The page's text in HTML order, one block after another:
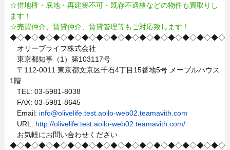
☆借地権・底地・再建築不可・既存不適格などの物件も買取りし
ます！
☆売買仲介、賃貸仲介、賃貸管理等もご対応致します！
◆◇◆◇◆◇◆◇◆◇◆◇◆◇◆◇◆◇◆◇◆◇◆◇◆◇◆◇◆◇
オリーブライフ株式会社
東京都知事（1）第103117号
〒112-0011 東京都文京区千石4丁目15番地5号 メープルハウス
1階
TEL: 03-5981-8038
FAX: 03-5981-8645
Email: info@olivelife.test.aoilo-web02.teamavith.com
URL: http://olivelife.test.aoilo-web02.teamavith.com/
お気軽にお問い合わせください
◆◇◆◇◆◇◆◇◆◇◆◇◆◇◆◇◆◇◆◇◆◇◆◇◆◇◆◇◆◇